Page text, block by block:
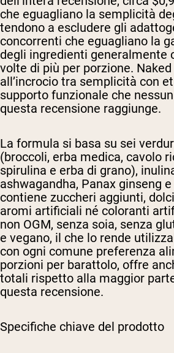
che eguagliano la semplicità
tendono a escludere gli
concorrenti che eguagliano la
degli ingredienti generalmente
volte di più per porzione.
all’incrocio tra semplicità con
supporto funzionale che
questa recensione raggiunge.
La formula si basa su sei
(broccoli, erba medica, cavolo
spirulina e erba di grano),
ashwagandha, Panax ginseng
contiene zuccheri aggiunti,
aromi artificiali né coloranti
non OGM, senza soia, senza
e vegano, il che lo rende
con ogni comune preferenza
porzioni per barattolo, offre
totali rispetto alla maggior
questa recensione.
Specifiche chiave del prodotto